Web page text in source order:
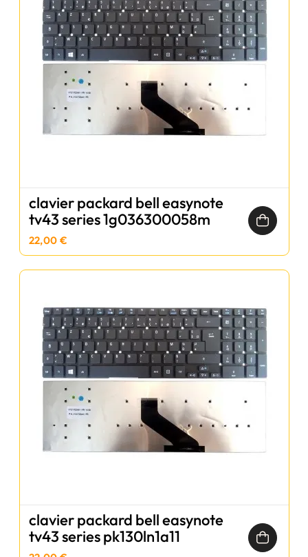
clavier packard bell easynote
tv43 series 1g036300058m
22,00 €
clavier packard bell easynote
tv43 series pk130ln1a11